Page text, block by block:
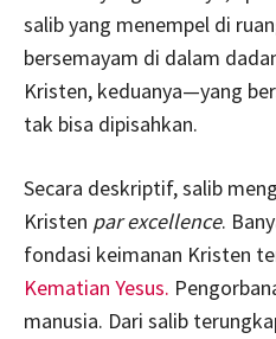
salib yang menempel di
bersemayam di dalam
Kristen, keduanya—yang
tak bisa dipisahkan.
Secara deskriptif, salib
Kristen par excellence.
fondasi keimanan Kristen
Kematian Yesus.
manusia. Dari salib